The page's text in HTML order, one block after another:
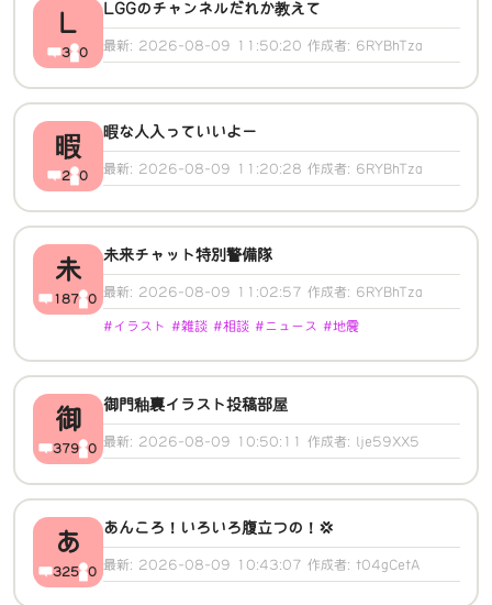
L
3 0
LGGのチャンネルだれか教えて
最新: 2026-08-09 11:50:20 作成者: 6RYBhTza
暇
2 0
暇な人入っていいよー
最新: 2026-08-09 11:20:28 作成者: 6RYBhTza
未
187 0
未来チャット特別警備隊
最新: 2026-08-09 11:02:57 作成者: 6RYBhTza
#イラスト #雑談 #相談 #ニュース #地震
御
379 0
御門釉裏イラスト投稿部屋
最新: 2026-08-09 10:50:11 作成者: lje59XX5
あ
325 0
あんころ！いろいろ腹立つの！💢
最新: 2026-08-09 10:43:07 作成者: t04gCetA